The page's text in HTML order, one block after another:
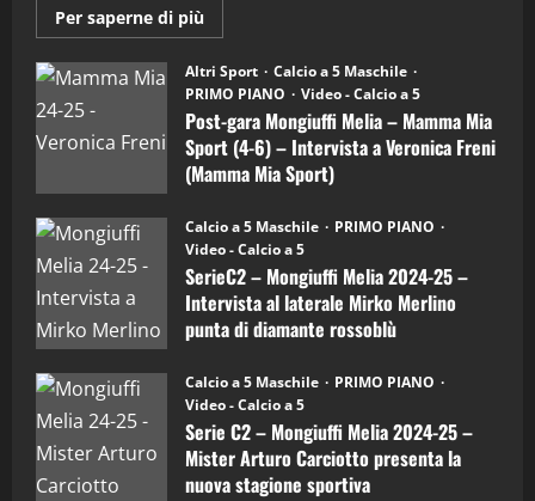
Per saperne di più
informazioni
Post-
gara
Mongiuffi
Melia
–
Mamma
Mia
Sport
6)
–
Intervista
a
mister
Arturo
Carciotto
(Mongiuffi
Altri Sport
Calcio a 5 Maschile
PRIMO PIANO
Video - Calcio a 5
Post-gara Mongiuffi Melia – Mamma Mia
Sport (4-6) – Intervista a Veronica Freni
(Mamma Mia Sport)
Calcio a 5 Maschile
PRIMO PIANO
Video - Calcio a 5
SerieC2 – Mongiuffi Melia 2024-25 –
Intervista al laterale Mirko Merlino
punta di diamante rossoblù
Calcio a 5 Maschile
PRIMO PIANO
Video - Calcio a 5
Serie C2 – Mongiuffi Melia 2024-25 –
Mister Arturo Carciotto presenta la
nuova stagione sportiva
3
"SportEmpire" in Podcast
“SportEmpire” in Podcast: 28^ Puntata
(Martedi 21 Aprile 2026)
21/04/2026
“SportEmpire” in Podcast: 27^ Puntata
(Martedi 14 Aprile 2026)
15/04/2026
5
“SportEmpire” in Podcast: 26^ Puntata
(Martedi 07 Aprile 2026)
08/04/2026